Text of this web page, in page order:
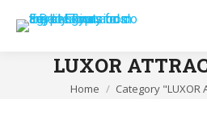
LUXOR
You are here:
Home Category "LUXOR